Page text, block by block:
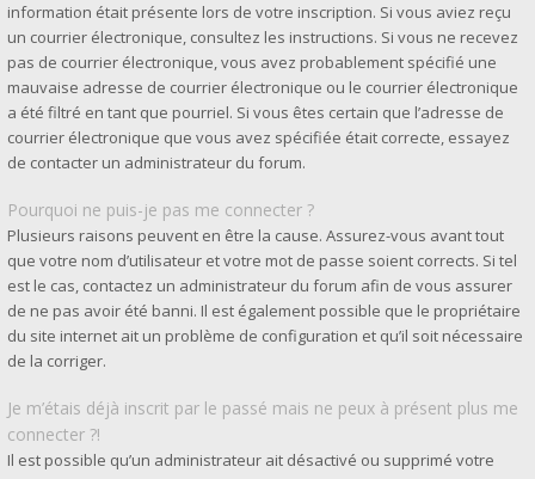
information était présente lors de votre inscription. Si vous aviez reçu
un courrier électronique, consultez les instructions. Si vous ne recevez
pas de courrier électronique, vous avez probablement spécifié une
mauvaise adresse de courrier électronique ou le courrier électronique
a été filtré en tant que pourriel. Si vous êtes certain que l’adresse de
courrier électronique que vous avez spécifiée était correcte, essayez
de contacter un administrateur du forum.
Pourquoi ne puis-je pas me connecter ?
Plusieurs raisons peuvent en être la cause. Assurez-vous avant tout
que votre nom d’utilisateur et votre mot de passe soient corrects. Si tel
est le cas, contactez un administrateur du forum afin de vous assurer
de ne pas avoir été banni. Il est également possible que le propriétaire
du site internet ait un problème de configuration et qu’il soit nécessaire
de la corriger.
Je m’étais déjà inscrit par le passé mais ne peux à présent plus me
connecter ?!
Il est possible qu’un administrateur ait désactivé ou supprimé votre